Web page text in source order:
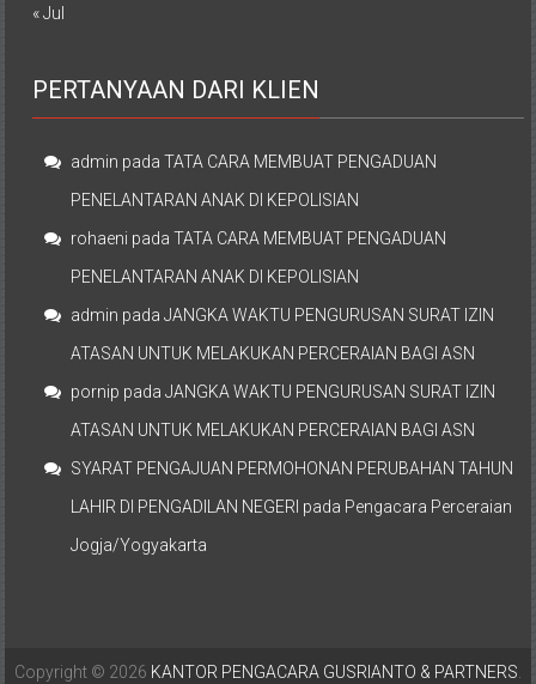
« Jul
PERTANYAAN DARI KLIEN
admin padaTATA CARA MEMBUAT PENGADUAN
PENELANTARAN ANAK DI KEPOLISIAN
rohaeni padaTATA CARA MEMBUAT PENGADUAN
PENELANTARAN ANAK DI KEPOLISIAN
admin padaJANGKA WAKTU PENGURUSAN SURAT IZIN
ATASAN UNTUK MELAKUKAN PERCERAIAN BAGI ASN
pornip padaJANGKA WAKTU PENGURUSAN SURAT IZIN
ATASAN UNTUK MELAKUKAN PERCERAIAN BAGI ASN
SYARAT PENGAJUAN PERMOHONAN PERUBAHAN TAHUN
LAHIR DI PENGADILAN NEGERI pada Pengacara Perceraian
Jogja/Yogyakarta
Copyright © 2026 KANTOR PENGACARA GUSRIANTO & PARTNERS.